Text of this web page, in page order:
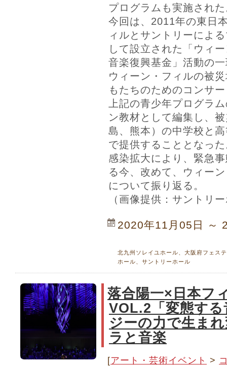
プログラムも実施され
今回は、2011年の東日
ィルとサントリーによ
して設立された「ウィ
音楽復興基金」活動の
ウィーン・フィルの被
もたちのためのコンサ
上記の青少年プログラ
ン教材として編集し、
島、熊本）の中学校と
で提供することとなっ
感染拡大により、緊急
る今、改めて、ウィー
について振り返る。
（画像提供：サントリ
2020年11月05日 ～
北九州ソレイユホール、大阪府フェス
ホール、サントリーホール
落合陽一×日本フ
VOL.2「変態す
ジーの力で生ま
ラと音楽
[アート・芸術イベント >